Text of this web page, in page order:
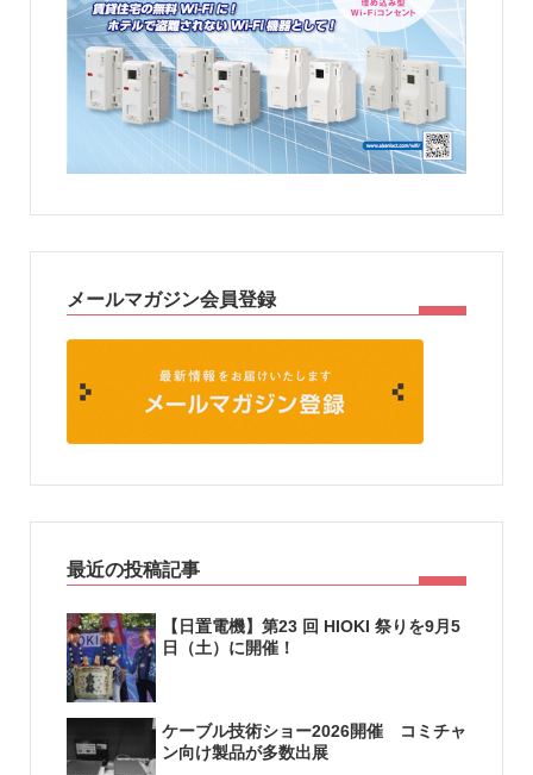
メールマガジン会員登録
最近の投稿記事
【日置電機】第23 回 HIOKI 祭りを9月5
日（土）に開催！
ケーブル技術ショー2026開催 コミチャ
ン向け製品が多数出展